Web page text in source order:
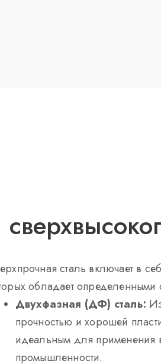
сталь включает в
обладает определенными
Двухфазная (ДФ) сталь:
прочностью и хорошей
идеальным для применения
промышленности.